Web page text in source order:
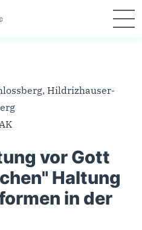
Hildrizhauser-
vor Gott
Haltung
in der